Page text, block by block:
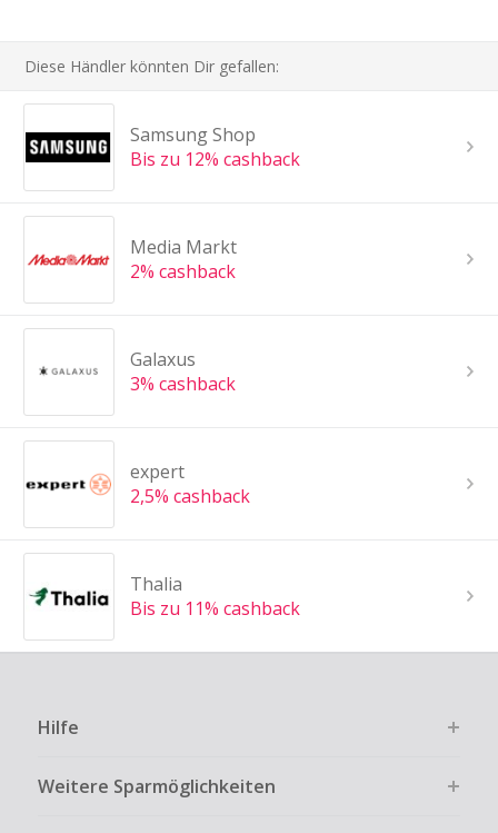
Diese Händler könnten Dir gefallen:
Samsung Shop
Bis zu 12% cashback
Media Markt
2% cashback
Galaxus
3% cashback
expert
2,5% cashback
Thalia
Bis zu 11% cashback
Hilfe
Weitere Sparmöglichkeiten